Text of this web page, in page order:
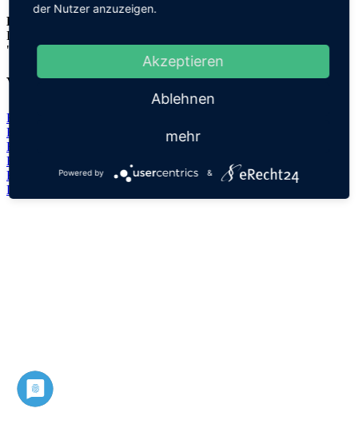
Herleitung:
Latein,
"balbus"
Verwandte Namen
Balbin
Balbina
Balbine
Balbino
Balbinus
Datenschutz
der Nutzer anzuzeigen.
Akzeptieren
Ablehnen
mehr
Powered by &